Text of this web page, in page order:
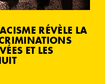
RÉVÈLE LA
ET LES